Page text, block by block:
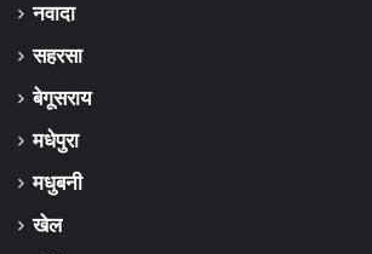
नवादा
सहरसा
बेगूसराय
मधेपुरा
मधुबनी
खेल